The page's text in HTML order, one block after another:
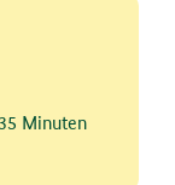
Minuten